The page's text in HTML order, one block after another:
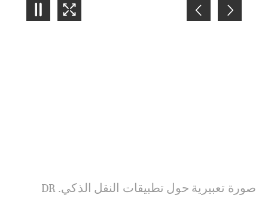
صورة تعبيرية حول تطبيقات النقل الذكي. DR